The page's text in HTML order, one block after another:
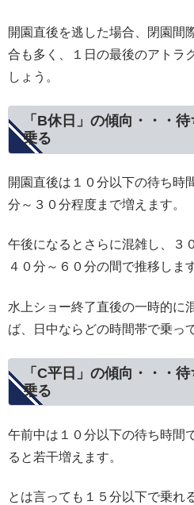
開園直後を逃した場合、閉園間
合も多く、１日の最後のアトラ
しょう。
「B休日」の傾向・・・
乗る
開園直後は１０分以下の待ち時
分～３０分程度まで増えます。
午後になるとさらに混雑し、３
４０分～６０分の間で推移しま
水上ショー終了直後の一時的に
ば、日中ならどの時間帯で乗っ
「C平日」の傾向・・・
乗る
午前中は１０分以下の待ち時間
ると若干増えます。
とは言っても１５分以下で乗れ